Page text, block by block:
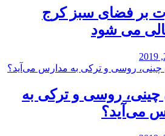
بر فضای سبز کرج
می شود
چینی، روسی و ترکی به
می‌آید؟